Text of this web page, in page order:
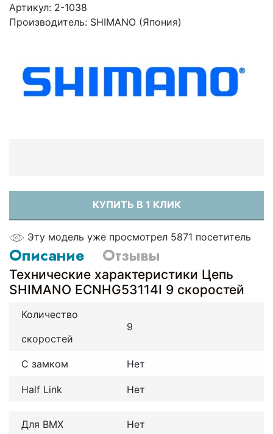
Артикул: 2-1038
Производитель: SHIMANO (Япония)
КУПИТЬ В 1 КЛИК
Эту модель уже просмотрел 5871 посетитель
Описание Отзывы
Технические характеристики Цепь
SHIMANO ECNHG53114I 9 скоростей
Количество
скоростей
9
С замком Нет
Half Link Нет
Для BMX
Нет